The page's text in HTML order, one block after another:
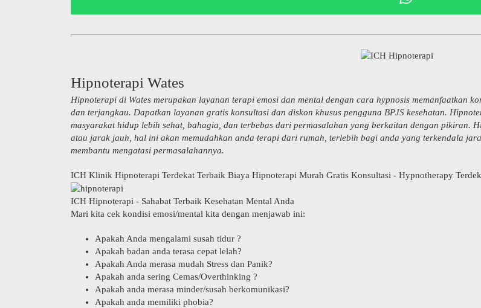
Hipnoterapi Wates
Hipnoterapi di Wates merupakan layanan terapi emosi dan mental dengan cara hypnosis memanfaatkan
dan terjangkau. Dapatkan layanan gratis konsultasi dan diskon khusus pengguna BPJS kesehatan.
masyarakat hidup lebih sehat, bahagia, dan terbebas dari permasalahan yang berkaitan dengan pikiran.
atau jarak jauh, hal ini akan memudahkan anda terapi dari rumah, terlebih bagi anda yang terkendala
membantu mengatasi permasalahannya.
ICH Klinik Hipnoterapi Terdekat Terbaik Biaya Hipnoterapi Murah Gratis Konsultasi - Hypnotherapy
ICH Hipnoterapi - Sahabat Terbaik Kesehatan Mental Anda
Mari kita cek kondisi emosi/mental kita dengan menjawab ini:
Apakah Anda mengalami susah tidur ?
Apakah badan anda terasa cepat lelah?
Apakah Anda merasa mudah Stress dan Panik?
Apakah anda sering Cemas/Overthinking ?
Apakah anda merasa minder/susah berkomunikasi?
Apakah anda memiliki phobia?